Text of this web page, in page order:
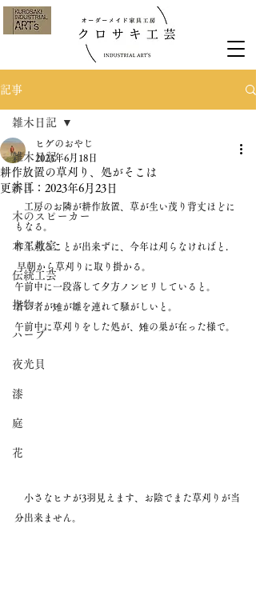
記事
雑木日記
木工
木のスピーカー
木工教室
伝統工芸
指物
ハープ
夜光貝
漆
庭
花
雑木日記
耕作放置の草刈り、処がそこは
ヒゲのおやじ
2023年6月18日
更新日： 2023年6月23日
工房のお隣が耕作放置、草が生い茂り背丈ほどに
もなる。
昨年刈ることが出来ずに、今年は刈らなければと.
早朝から草刈りに取り掛かる。
午前中に一段落して夕方ノンビリしていると。
若い者が雉が雛を連れて騒がしいと。
午前中に草刈りをした処が、雉の巣が在った様で。
小さなヒナが3羽見えます、お陰でまた草刈りが当
分出来ません。